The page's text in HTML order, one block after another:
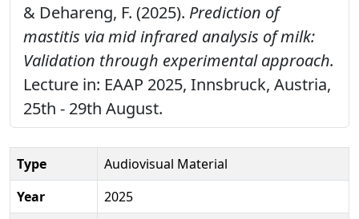
& Dehareng, F. (2025). Prediction of
mastitis via mid infrared analysis of milk:
Validation through experimental approach.
Lecture in: EAAP 2025, Innsbruck, Austria,
25th - 29th August.
Type
Audiovisual Material
Year
2025